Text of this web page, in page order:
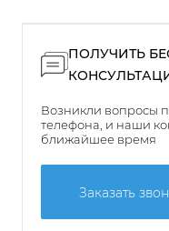
ПОЛУЧИТЬ
Возникли вопросы
телефона, и наши
ближайшее время
Заказать